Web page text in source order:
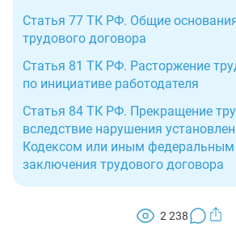
Статья 77 ТК РФ. Общие
трудового договора
Статья 81 ТК РФ. Расторжение
по инициативе работодателя
Статья 84 ТК РФ. Прекращение
вследствие нарушения
Кодексом или иным федеральным
заключения трудового договора
2 238